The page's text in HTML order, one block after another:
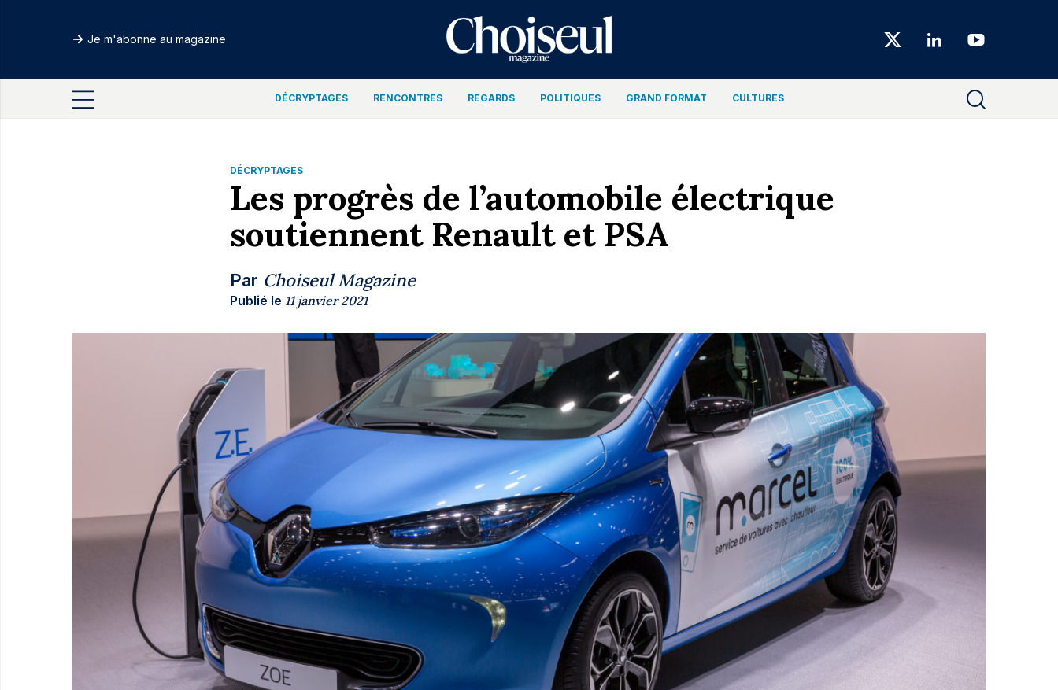
Je m'abonne au magazine Choiseul
Magazine
DÉCRYPTAGES RENCONTRES REGARDS POLITIQUES GRAND FORMAT CULTURES
DÉCRYPTAGES
Les progrès de l’automobile électrique
soutiennent Renault et PSA
Par Choiseul Magazine
Publié le 11 janvier 2021